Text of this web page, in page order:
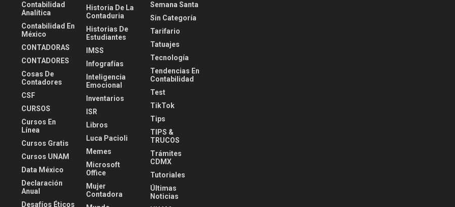
Contabilidad
Analítica
Contabilidad En
México
CONTADORAS
CONTADORES
Cosas De
Contadores
CSF
CURSOS
Cursos En
Línea
Cursos Gratis
Cursos UNAM
Data México
Declaración
Anual
Desafíos Éticos
Historia De La
Contaduria
Historias De
Estudiantes
IMSS
Infografías
Inteligencia
Emocional
Inventarios
ISR
Libros
Luca Pacioli
Memes
Microsoft
Office
Mujer
Contadora
Semana Santa
Sin Categoría
Tarifario
Tatuajes
Tecnología
Tendencias En
Contabilidad
Test
TikTok
Tips
TIPS &
TRUCOS
Trámites
CDMX
Tutoriales
Últimas
Noticias